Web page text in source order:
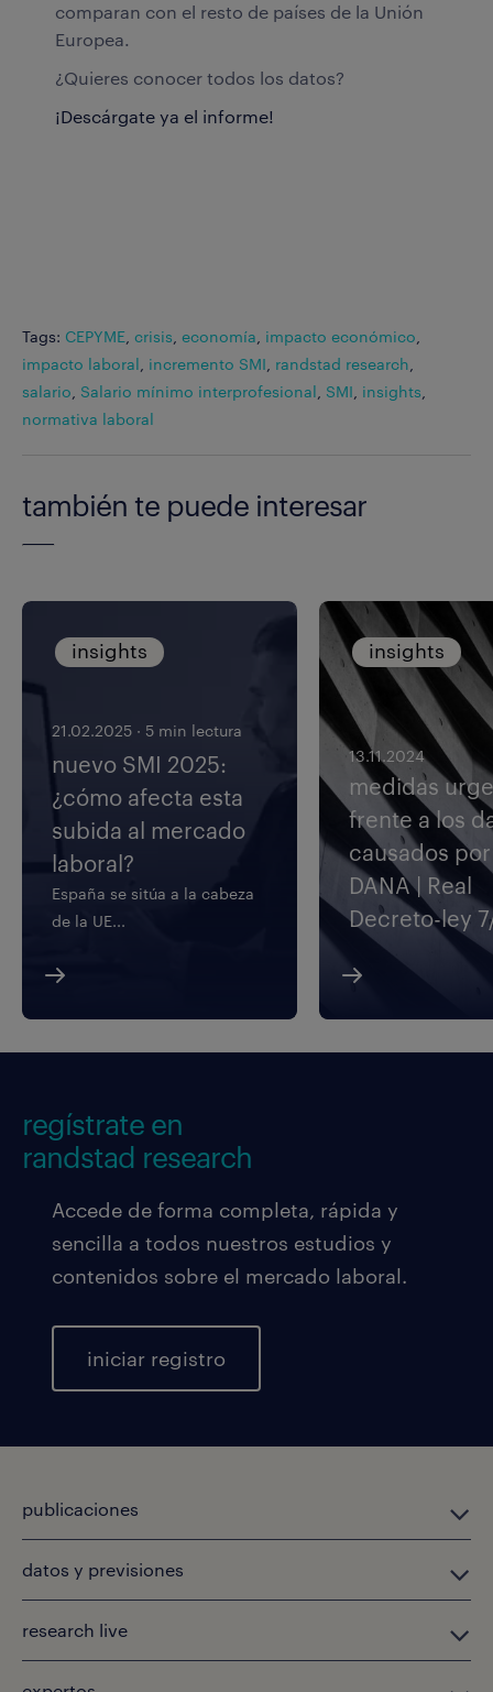
comparan con el resto de países de la Unión
Europea.
¿Quieres conocer todos los datos?
¡Descárgate ya el informe!
Tags: CEPYME crisis economía impacto económico
impacto laboral incremento SMI randstad research
salario Salario mínimo interprofesional SMI insights
normativa laboral
también te puede interesar
insights
21.02.2025 · 5 min lectura
nuevo SMI 2025:
¿cómo afecta esta
subida al mercado
laboral?
España se sitúa a la cabeza
de la UE...
insights
13.11.2024
medidas
frente a los
causados
DANA | Real
Decreto-ley
regístrate en
randstad research
Accede de forma completa, rápida y
sencilla a todos nuestros estudios y
contenidos sobre el mercado laboral.
iniciar registro
publicaciones
datos y previsiones
research live